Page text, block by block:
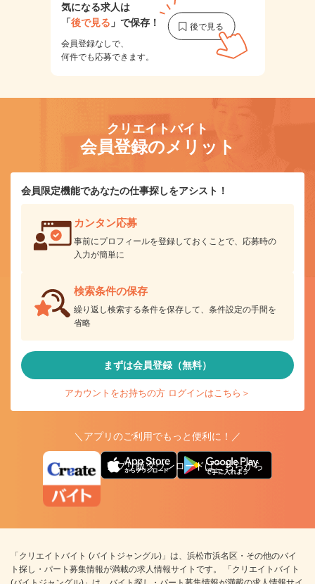
気になる求人は
「後で見る 」で保存！
会員登録なしで、
何件でも応募できます。
クリエイトバイト
会員登録のメリット
会員限定機能であなたの仕事探しをアシスト！
カンタン応募
事前にプロフィールを登録しておくことで、応募時の
入力が簡単に
検索条件の保存
繰り返し検索する条件を保存して、条件設定の手間を
省略
まずは会員登録（無料）
アカウントをお持ちの方 ログインはこちら＞
＼アプリのご利用でもっと便利に！／
アプリ版ダウンロードはこちらから
「クリエイトバイト (バイトジャングル)」は、浜松市浜名区・その他のバイ
ト探し・パート募集情報が満載の求人情報サイトです。 「クリエイトバイト